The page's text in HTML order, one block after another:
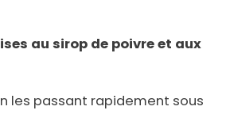
au sirop de poivre et aux
les passant rapidement sous